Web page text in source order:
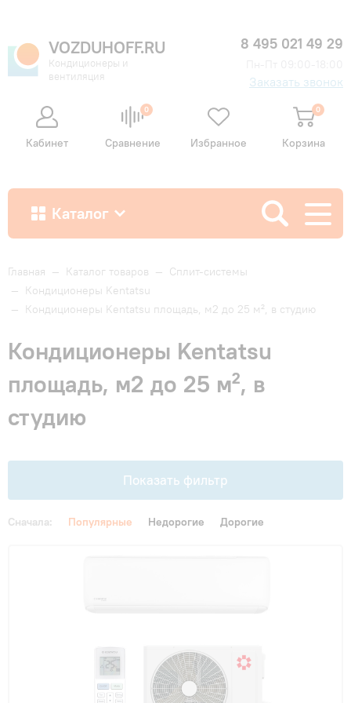
VOZDUHOFF.RU
Кондиционеры и
вентиляция
8 495 021 49 29
Заказать звонок
Кабинет
0
Сравнение Избранное
0
Корзина
Каталог
Как купить
Доставка и оплата
Гарантия и сервис
Монтаж
Контакты
Акции
Главная — Каталог товаров — Сплит-системы
— Кондиционеры Kentatsu
— Кондиционеры Kentatsu площадь, м2 до 25 м², в студию
Кондиционеры Kentatsu
площадь, м2 до 25 м², в
студию
Показать фильтр
Площадь, м2
Сначала: Популярные Недорогие Дорогие